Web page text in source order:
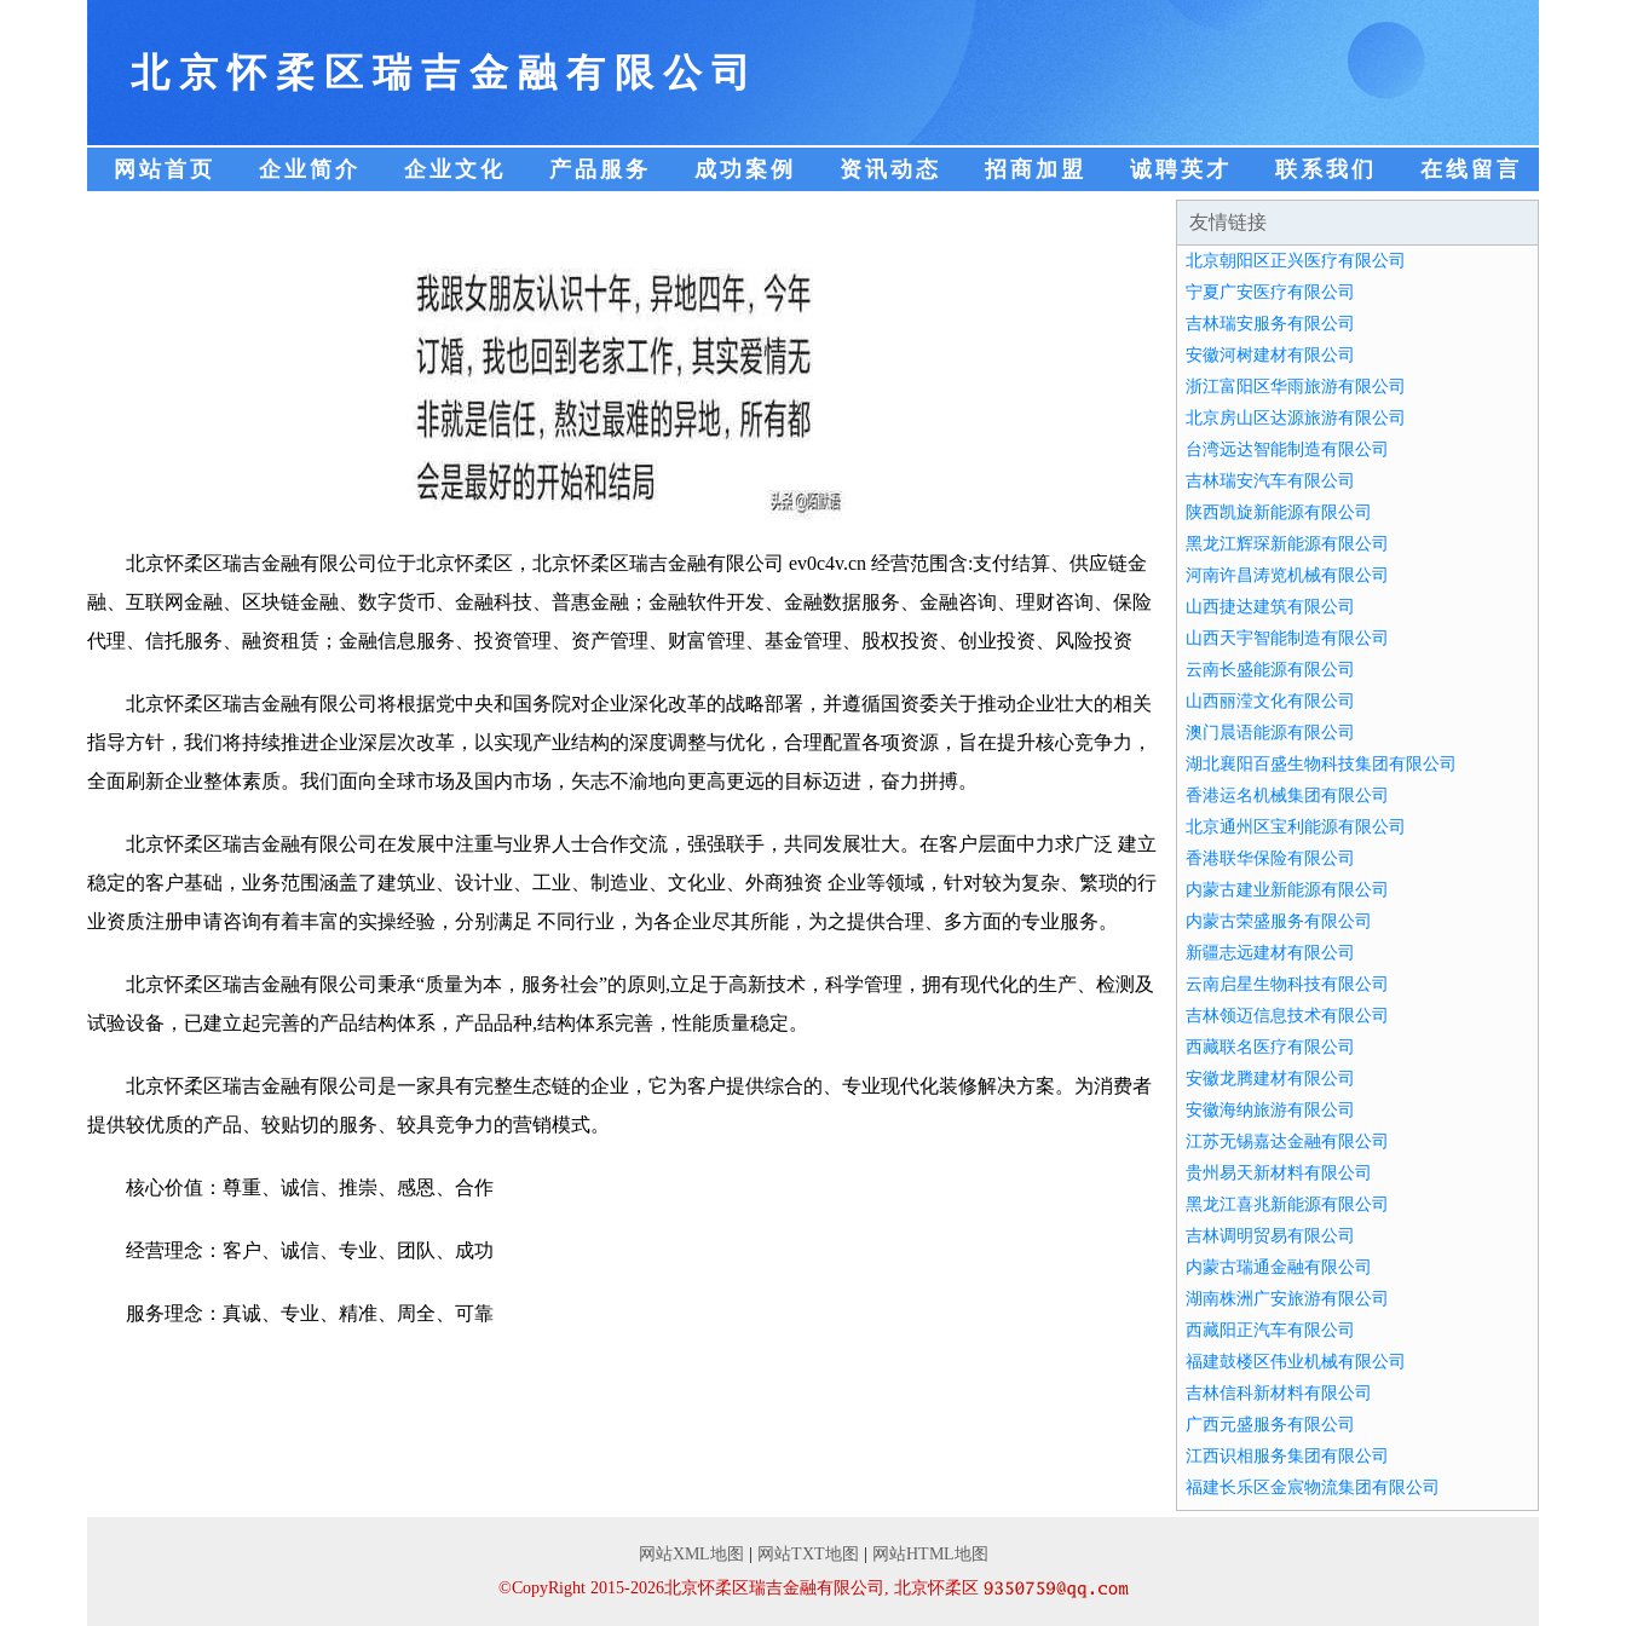
北京怀柔区瑞吉金融有限公司
网站首页 企业简介 企业文化 产品服务 成功案例 资讯动态 招商加盟 诚聘英才 联系我们 在线留言
北京怀柔区瑞吉金融有限公司位于北京怀柔区，北京怀柔区瑞吉金融有限公司 ev0c4v.cn 经营范围含:支付结算、供应链金
融、互联网金融、区块链金融、数字货币、金融科技、普惠金融；金融软件开发、金融数据服务、金融咨询、理财咨询、保险
代理、信托服务、融资租赁；金融信息服务、投资管理、资产管理、财富管理、基金管理、股权投资、创业投资、风险投资
北京怀柔区瑞吉金融有限公司将根据党中央和国务院对企业深化改革的战略部署，并遵循国资委关于推动企业壮大的相关
指导方针，我们将持续推进企业深层次改革，以实现产业结构的深度调整与优化，合理配置各项资源，旨在提升核心竞争力，
全面刷新企业整体素质。我们面向全球市场及国内市场，矢志不渝地向更高更远的目标迈进，奋力拼搏。
北京怀柔区瑞吉金融有限公司在发展中注重与业界人士合作交流，强强联手，共同发展壮大。在客户层面中力求广泛 建立
稳定的客户基础，业务范围涵盖了建筑业、设计业、工业、制造业、文化业、外商独资 企业等领域，针对较为复杂、繁琐的行
业资质注册申请咨询有着丰富的实操经验，分别满足 不同行业，为各企业尽其所能，为之提供合理、多方面的专业服务。
北京怀柔区瑞吉金融有限公司秉承“质量为本，服务社会”的原则,立足于高新技术，科学管理，拥有现代化的生产、检测及
试验设备，已建立起完善的产品结构体系，产品品种,结构体系完善，性能质量稳定。
北京怀柔区瑞吉金融有限公司是一家具有完整生态链的企业，它为客户提供综合的、专业现代化装修解决方案。为消费者
提供较优质的产品、较贴切的服务、较具竞争力的营销模式。
核心价值：尊重、诚信、推崇、感恩、合作
经营理念：客户、诚信、专业、团队、成功
服务理念：真诚、专业、精准、周全、可靠
友情链接
北京朝阳区正兴医疗有限公司
宁夏广安医疗有限公司
吉林瑞安服务有限公司
安徽河树建材有限公司
浙江富阳区华雨旅游有限公司
北京房山区达源旅游有限公司
台湾远达智能制造有限公司
吉林瑞安汽车有限公司
陕西凯旋新能源有限公司
黑龙江辉琛新能源有限公司
河南许昌涛览机械有限公司
山西捷达建筑有限公司
山西天宇智能制造有限公司
云南长盛能源有限公司
山西丽滢文化有限公司
澳门晨语能源有限公司
湖北襄阳百盛生物科技集团有限公司
香港运名机械集团有限公司
北京通州区宝利能源有限公司
香港联华保险有限公司
内蒙古建业新能源有限公司
内蒙古荣盛服务有限公司
新疆志远建材有限公司
云南启星生物科技有限公司
吉林领迈信息技术有限公司
西藏联名医疗有限公司
安徽龙腾建材有限公司
安徽海纳旅游有限公司
江苏无锡嘉达金融有限公司
贵州易天新材料有限公司
黑龙江喜兆新能源有限公司
吉林调明贸易有限公司
内蒙古瑞通金融有限公司
湖南株洲广安旅游有限公司
西藏阳正汽车有限公司
福建鼓楼区伟业机械有限公司
吉林信科新材料有限公司
广西元盛服务有限公司
江西识相服务集团有限公司
福建长乐区金宸物流集团有限公司
网站XML地图 网站TXT地图
网站HTML地图
©CopyRight 2015-2026北京怀柔区瑞吉金融有限公司, 北京怀柔区